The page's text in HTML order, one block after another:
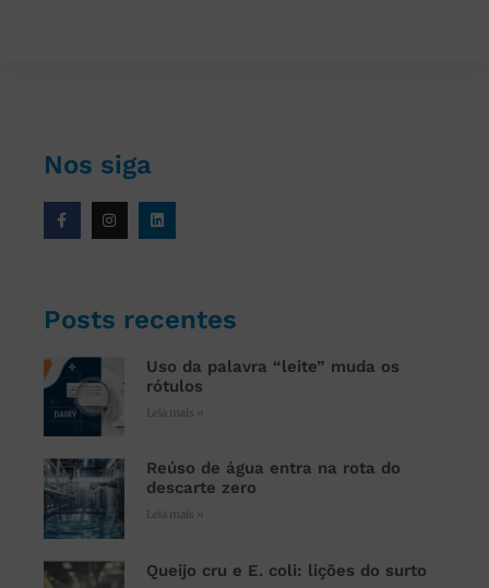
Nos siga
Posts recentes
Uso da palavra “leite” muda os
rótulos
Leia mais »
Reúso de água entra na rota do
descarte zero
Leia mais »
Queijo cru e E. coli: lições do surto